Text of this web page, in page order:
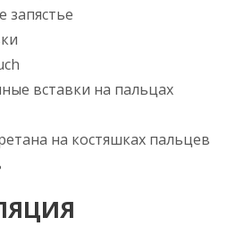
запястье
вставки на пальцах
на костяшках пальцев